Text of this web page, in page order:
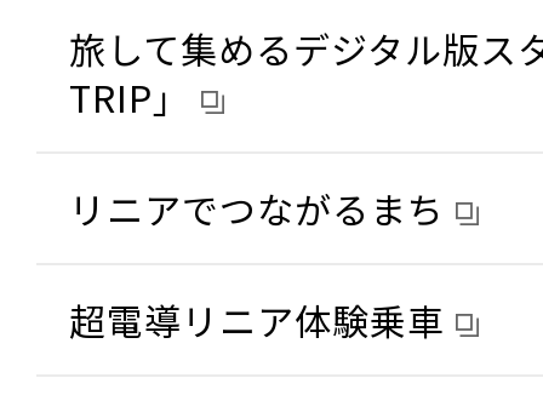
旅して集めるデジタル版ス
TRIP」
リニアでつながるまち
超電導リニア体験乗車